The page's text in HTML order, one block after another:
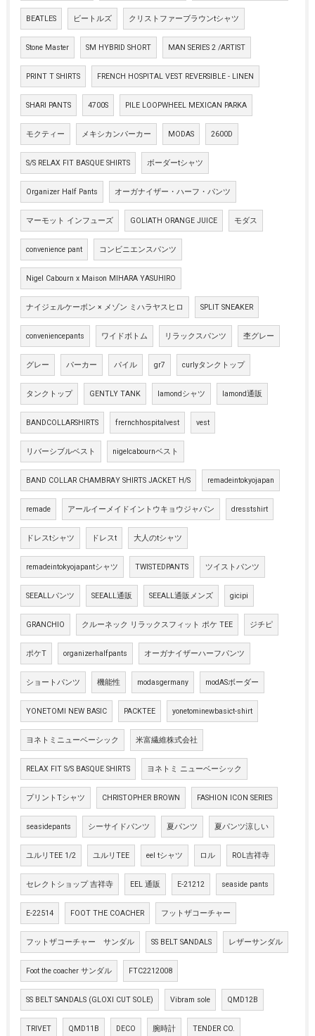
BEATLES ビートルズ クリストファーブラウンtシャツ
Stone Master SM HYBRID SHORT MAN SERIES 2 /ARTIST
PRINT T SHIRTS FRENCH HOSPITAL VEST REVERSIBLE - LINEN
SHARI PANTS 4700S PILE LOOPWHEEL MEXICAN PARKA
モクティー メキシカンパーカー MODAS 2600D
S/S RELAX FIT BASQUE SHIRTS ボーダーtシャツ
Organizer Half Pants オーガナイザー・ハーフ・パンツ
マーモット インフューズ GOLIATH ORANGE JUICE モダス
convenience pant コンビニエンスパンツ
Nigel Cabourn x Maison MIHARA YASUHIRO
ナイジェルケーボン × メゾン ミハラヤスヒロ SPLIT SNEAKER
conveniencepants ワイドボトム リラックスパンツ 杢グレー
グレー パーカー パイル gr7 curlyタンクトップ
タンクトップ GENTLY TANK lamondシャツ lamond通販
BANDCOLLARSHIRTS frernchhospitalvest vest
リバーシブルベスト nigelcabournベスト
BAND COLLAR CHAMBRAY SHIRTS JACKET H/S remadeintokyojapan
remade アールイーメイドイントウキョウジャパン dresstshirt
ドレスtシャツ ドレスt 大人のtシャツ
remadeintokyojapantシャツ TWISTEDPANTS ツイストパンツ
SEEALLパンツ SEEALL通販 SEEALL通販メンズ gicipi
GRANCHIO クルーネック リラックスフィット ポケ TEE ジチピ
ポケT organizerhalfpants オーガナイザーハーフパンツ
ショートパンツ 機能性 modasgermany modASボーダー
YONETOMI NEW BASIC PACKTEE yonetominewbasict-shirt
ヨネトミニューベーシック 米富繊維株式会社
RELAX FIT S/S BASQUE SHIRTS ヨネトミ ニューベーシック
プリントTシャツ CHRISTOPHER BROWN FASHION ICON SERIES
seasidepants シーサイドパンツ 夏パンツ 夏パンツ涼しい
ユルリTEE 1/2 ユルリTEE eel tシャツ ロル ROL吉祥寺
セレクトショップ 吉祥寺 EEL 通販 E-21212 seaside pants
E-22514 FOOT THE COACHER フットザコーチャー
フットザコーチャー サンダル SS BELT SANDALS レザーサンダル
Foot the coacher サンダル FTC2212008
SS BELT SANDALS (GLOXI CUT SOLE) Vibram sole QMD12B
TRIVET QMD11B DECO 腕時計 TENDER CO.